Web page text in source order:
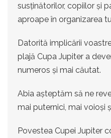
susținătorilor, copiilor și
aproape în organizarea
Datorită implicării
plajă Cupa Jupiter a
numeros și mai căutat.
Abia așteptăm să ne
mai puternici, mai voioși
Povestea Cupei Jupiter